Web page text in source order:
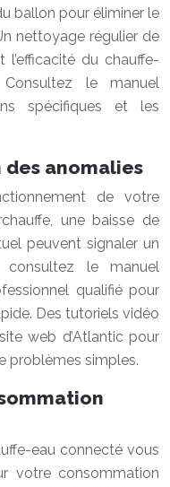
ballon pour éliminer le
nettoyage régulier de
l’efficacité du chauffe-
le manuel
spécifiques et les
anomalies
de votre
une baisse de
peuvent signaler un
consultez le manuel
qualifié pour
Des tutoriels vidéo
web d’Atlantic pour
problèmes simples.
eau connecté vous
votre consommation